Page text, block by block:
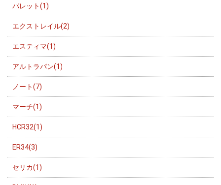
パレット(1)
エクストレイル(2)
エスティマ(1)
アルトラパン(1)
ノート(7)
マーチ(1)
HCR32(1)
ER34(3)
セリカ(1)